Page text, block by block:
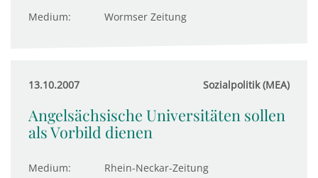
Medium: Wormser Zeitung
13.10.2007 Sozialpolitik (MEA)
Angelsächsische Universitäten sollen
als Vorbild dienen
Medium: Rhein-Neckar-Zeitung